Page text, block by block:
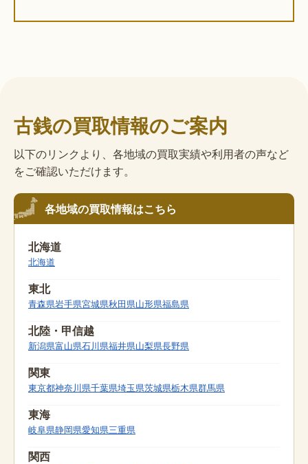
古銭の買取情報のご案内
以下のリンクより、各地域の買取実績や利用者の声など
をご確認いただけます。
各地域の買取情報はこちら
北海道
北海道
東北
青森県岩手県宮城県秋田県山形県福島県
北陸・甲信越
新潟県富山県石川県福井県山梨県長野県
関東
東京都神奈川県千葉県埼玉県茨城県栃木県群馬県
東海
岐阜県静岡県愛知県三重県
関西